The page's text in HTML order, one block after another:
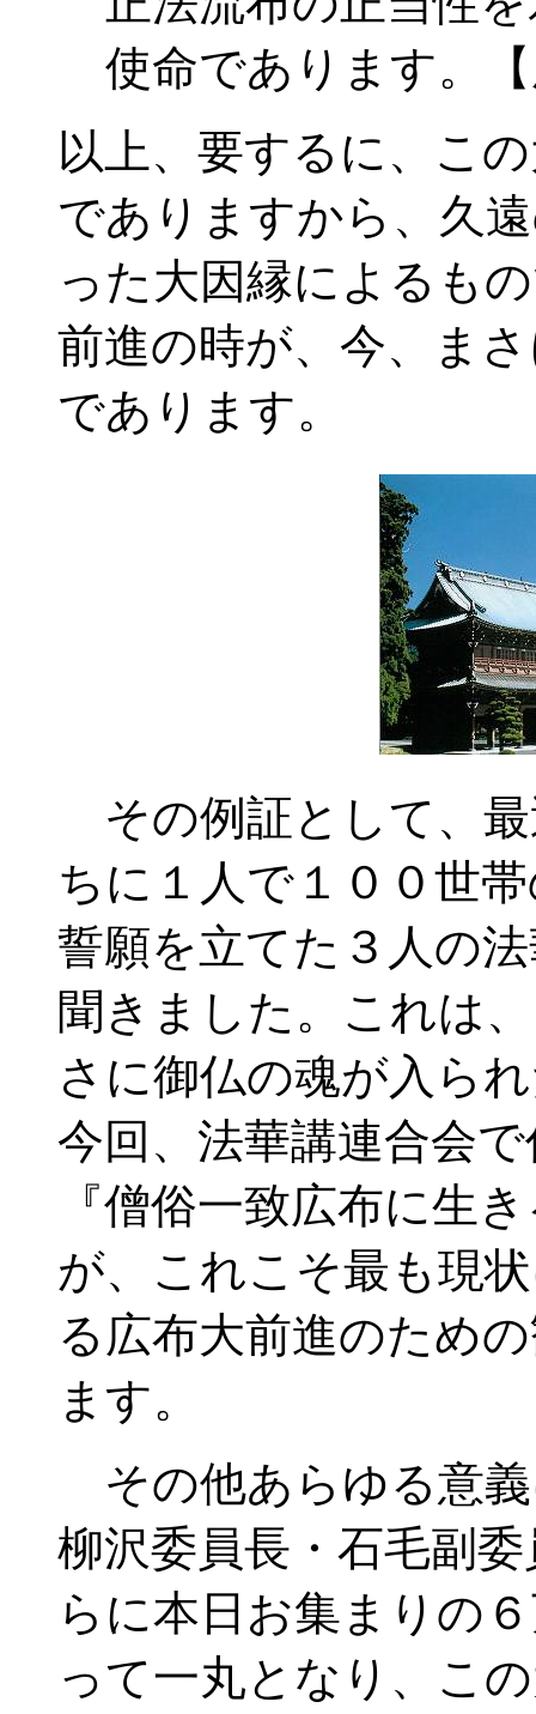
使命であります。
以上、要するに、こ
でありますから、久
った大因縁によるも
前進の時が、今、ま
であります。
その例証として、
ちに１人で１００世
誓願を立てた３人の
聞きました。これは
さに御仏の魂が入ら
今回、法華講連合会
『僧俗一致広布に生
が、これこそ最も現
る広布大前進のため
ます。
その他あらゆる意
柳沢委員長・石毛副
らに本日お集まりの
って一丸となり、こ